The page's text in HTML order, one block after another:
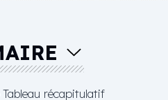
récapitulatif